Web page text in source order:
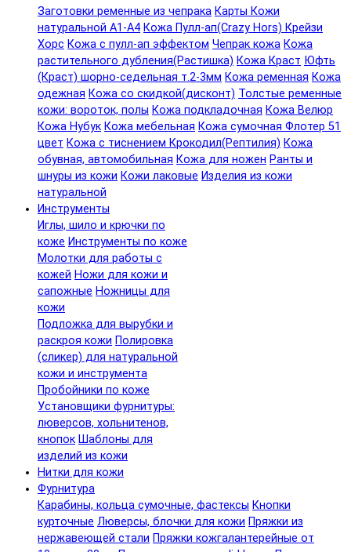
Заготовки ременные из чепрака Карты Кожи
натуральной А1-А4 Кожа Пулл-ап(Crazy Hors) Крейзи
Хорс Кожа с пулл-ап эффектом Чепрак кожа Кожа
растительного дубления(Растишка) Кожа Краст Юфть
(Краст) шорно-седельная т.2-3мм Кожа ременная Кожа
одежная Кожа со скидкой(дисконт) Толстые ременные
кожи: вороток, полы Кожа подкладочная Кожа Велюр
Кожа Нубук Кожа мебельная Кожа сумочная Флотер 51
цвет Кожа с тиснением Крокодил(Рептилия) Кожа
обувная, автомобильная Кожа для ножен Ранты и
шнуры из кожи Кожи лаковые Изделия из кожи
натуральной
Инструменты
Иглы, шило и крючки по
коже Инструменты по коже
Молотки для работы с
кожей Ножи для кожи и
сапожные Ножницы для
кожи
Подложка для вырубки и
раскроя кожи Полировка
(сликер) для натуральной
кожи и инструмента
Пробойники по коже
Установщики фурнитуры:
люверсов, хольнитенов,
кнопок Шаблоны для
изделий из кожи
Нитки для кожи
Фурнитура
Карабины, кольца сумочные, фастексы Кнопки
курточные Люверсы, блочки для кожи Пряжки из
нержавеющей стали Пряжки кожгалантерейные от